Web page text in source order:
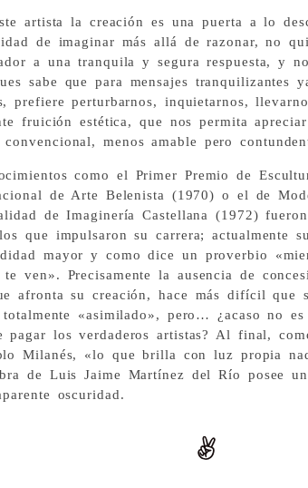
artista la creación es una puerta a lo
de imaginar más allá de razonar, no
a una tranquila y segura respuesta, y
sabe que para mensajes tranquilizantes
prefiere perturbarnos, inquietarnos,
fruición estética, que nos permita
convencional, menos amable pero
como el Primer Premio de
de Arte Belenista (1970) o el de
de Imaginería Castellana (1972)
que impulsaron su carrera; actualmente
mayor y como dice un proverbio
te ven». Precisamente la ausencia de
afronta su creación, hace más difícil que
totalmente «asimilado», pero… ¿acaso no
pagar los verdaderos artistas? Al final,
Milanés, «lo que brilla con luz propia
de Luis Jaime Martínez del Río posee
oscuridad.